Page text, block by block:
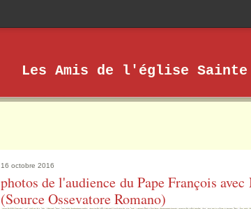
Les Amis de l'église
16 octobre 2016
photos de l'audience du Pape François
(Source Ossevatore Romano)